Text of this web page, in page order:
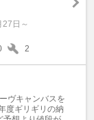
日～
2
ヴキャンバスを
度ギリギリの納